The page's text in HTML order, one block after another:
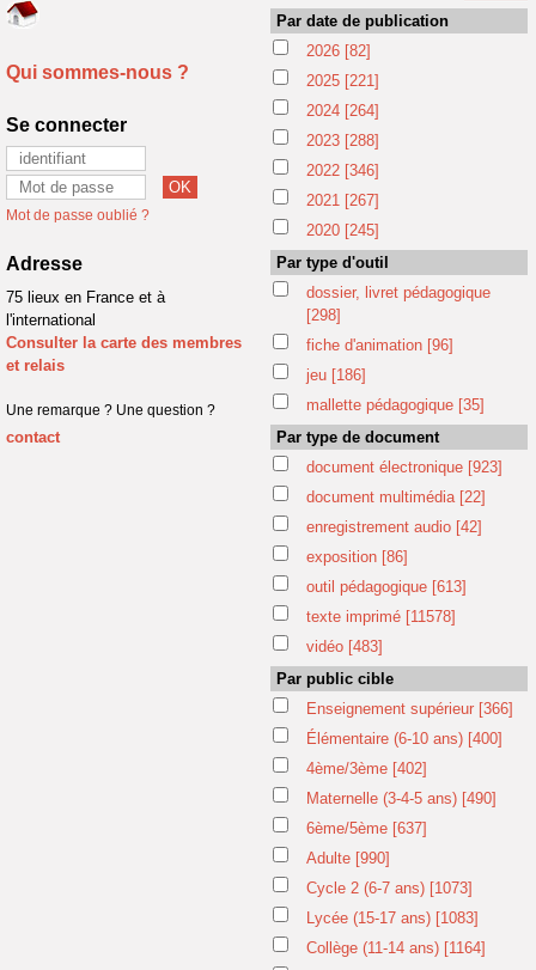
Qui sommes-nous ?
Se connecter
Mot de passe oublié ?
Adresse
75 lieux en France et à
l'international
Consulter la carte des membres
et relais
Une remarque ? Une question ?
contact
Par date de publication
2026 [82]
2025 [221]
2024 [264]
2023 [288]
2022 [346]
2021 [267]
2020 [245]
Par type d'outil
dossier, livret pédagogique
[298]
fiche d'animation [96]
jeu [186]
mallette pédagogique [35]
Par type de document
document électronique [923]
document multimédia [22]
enregistrement audio [42]
exposition [86]
outil pédagogique [613]
texte imprimé [11578]
vidéo [483]
Par public cible
Enseignement supérieur [366]
Élémentaire (6-10 ans) [400]
4ème/3ème [402]
Maternelle (3-4-5 ans) [490]
6ème/5ème [637]
Adulte [990]
Cycle 2 (6-7 ans) [1073]
Lycée (15-17 ans) [1083]
Collège (11-14 ans) [1164]